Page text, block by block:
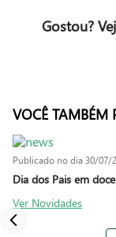
Gostou?
VOCÊ TAMBÉM
Publicado no dia30/07/
Dia dos Pais em
Ver Novidades